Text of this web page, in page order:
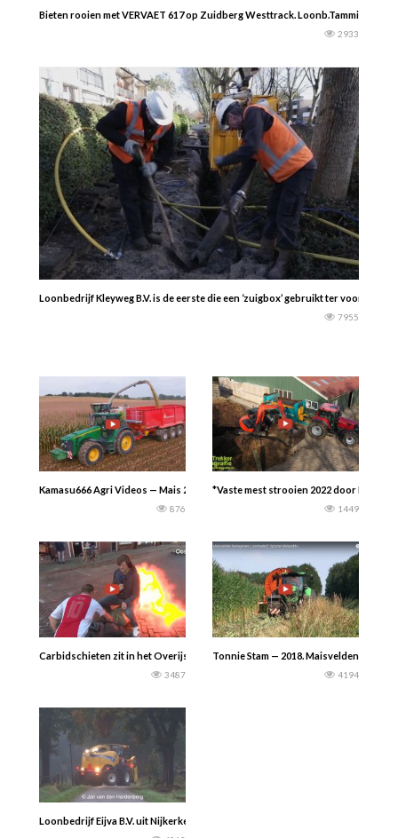
Bieten rooien met VERVAET 617 op Zuidberg Westtrack. Loonb.Tamminga. -
2933
Loonbedrijf Kleyweg B.V. is de eerste die een ‘zuigbox’ gebruikt ter
7955
Kamasu666 Agri Videos — Mais 2023 -Loonbedrijf Otto Hamester. Claas
876
*Vaste mest strooien 2022 door
1449
Carbidschieten zit in het Overijsselse DNA. Vandaag gingen we langs in
3487
Tonnie Stam — 2018. Maisvelden
4194
Loonbedrijf Eijva B.V. uit Nijkerkerveen : Mais hakselen ‘s ochtends vroeg imet